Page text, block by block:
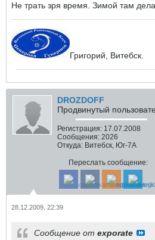
Не трать зря время. Зимой там
Григорий, Витебск.
DROZDOFF
Продвинутый
Регистрация: 17.07.2008
Сообщения: 2026
Откуда: Витебск, Юг-7А
Переслать сообщение:
28.12.2009, 22:39
Сообщение от exporate